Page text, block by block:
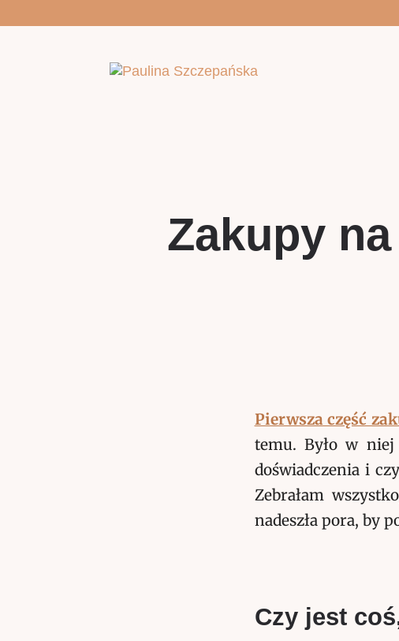
Zakupy
Pierwsza część
temu. Było w niej
doświadczenia i
Zebrałam
nadeszła pora, by
Czy jest